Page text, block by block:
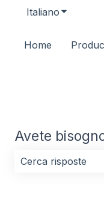
Italiano Mostra
Home
Avete